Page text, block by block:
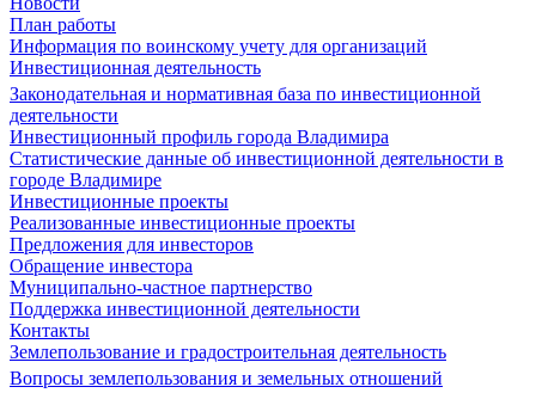
План работы
Информация по воинскому учету для организаций
Инвестиционная деятельность
Законодательная и нормативная база по инвестиционной
деятельности
Инвестиционный профиль города Владимира
Статистические данные об инвестиционной деятельности в
городе Владимире
Инвестиционные проекты
Реализованные инвестиционные проекты
Предложения для инвесторов
Обращение инвестора
Муниципально-частное партнерство
Поддержка инвестиционной деятельности
Контакты
Землепользование и градостроительная деятельность
Вопросы землепользования и земельных отношений